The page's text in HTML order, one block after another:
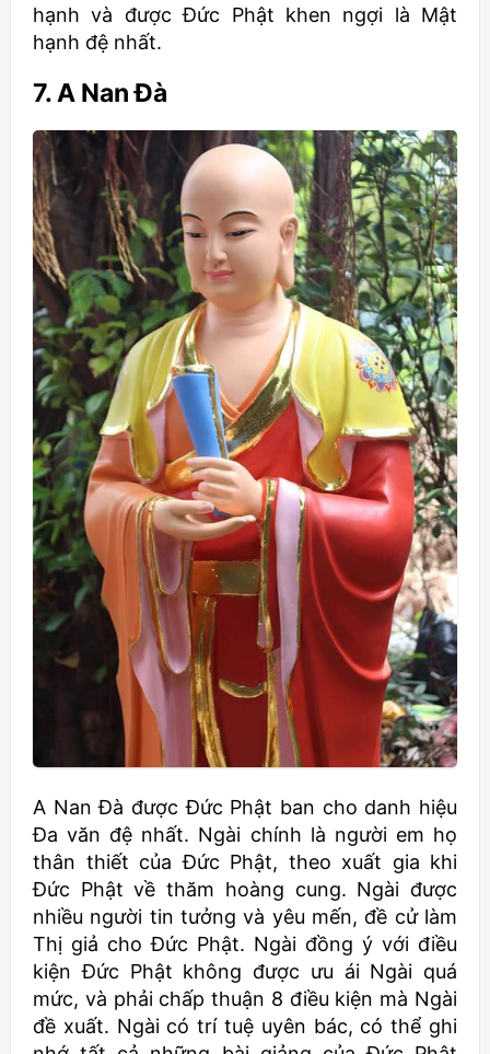
hạnh và được Đức Phật khen ngợi là Mật
hạnh đệ nhất.
7. A Nan Đà
A Nan Đà được Đức Phật ban cho danh hiệu
Đa văn đệ nhất. Ngài chính là người em họ
thân thiết của Đức Phật, theo xuất gia khi
Đức Phật về thăm hoàng cung. Ngài được
nhiều người tin tưởng và yêu mến, đề cử làm
Thị giả cho Đức Phật. Ngài đồng ý với điều
kiện Đức Phật không được ưu ái Ngài quá
mức, và phải chấp thuận 8 điều kiện mà Ngài
đề xuất. Ngài có trí tuệ uyên bác, có thể ghi